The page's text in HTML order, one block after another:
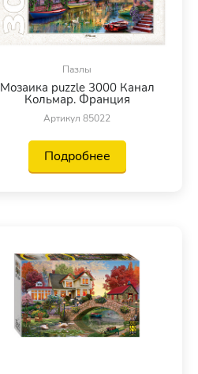
Пазлы
Мозаика puzzle 3000 Канал
Кольмар. Франция
Артикул 85022
Подробнее